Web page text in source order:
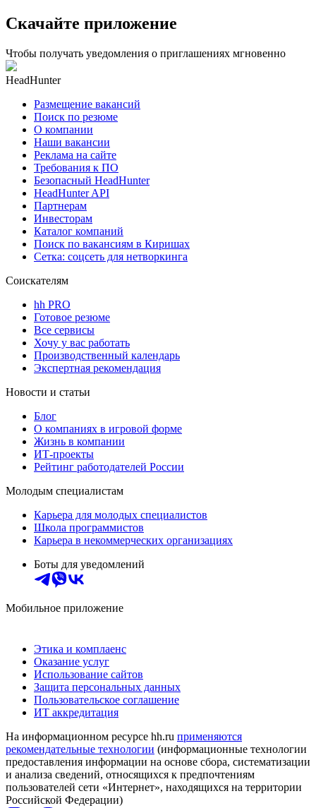
Скачайте приложение
Чтобы получать уведомления о приглашениях мгновенно
HeadHunter
Размещение вакансий
Поиск по резюме
О компании
Наши вакансии
Реклама на сайте
Требования к ПО
Безопасный HeadHunter
HeadHunter API
Партнерам
Инвесторам
Каталог компаний
Поиск по вакансиям в Киришах
Сетка: соцсеть для нетворкинга
Соискателям
hh PRO
Готовое резюме
Все сервисы
Хочу у вас работать
Производственный календарь
Экспертная рекомендация
Новости и статьи
Блог
О компаниях в игровой форме
Жизнь в компании
ИТ-проекты
Рейтинг работодателей России
Молодым специалистам
Карьера для молодых специалистов
Школа программистов
Карьера в некоммерческих организациях
Боты для уведомлений
Мобильное приложение
Этика и комплаенс
Оказание услуг
Использование сайтов
Защита персональных данных
Пользовательское соглашение
ИТ аккредитация
На информационном ресурсе hh.ru применяются
рекомендательные технологии (информационные технологии
предоставления информации на основе сбора, систематизации
и анализа сведений, относящихся к предпочтениям
пользователей сети «Интернет», находящихся на территории
Российской Федерации)